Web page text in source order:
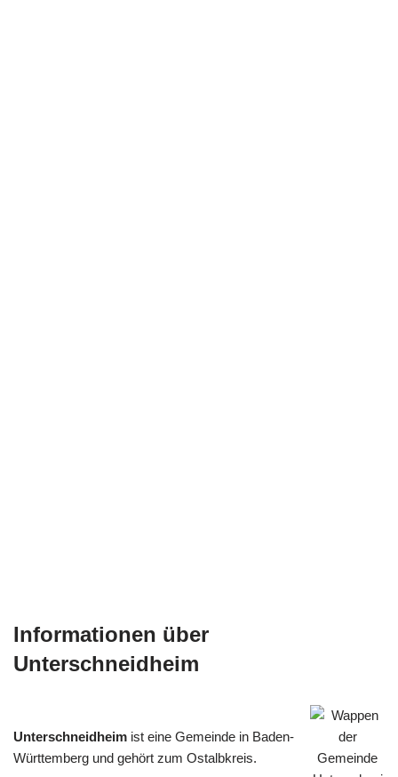
Informationen über
Unterschneidheim
Unterschneidheim ist eine Gemeinde in Baden-
Württemberg und gehört zum Ostalbkreis.